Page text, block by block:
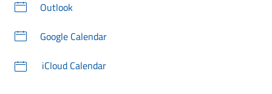
Outlook
Google Calendar
iCloud Calendar